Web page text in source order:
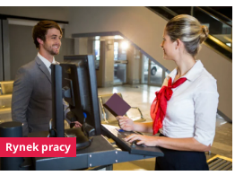
o
Zawody
na
C
–
lista
zawodów
z
opisami
Rynek pracy